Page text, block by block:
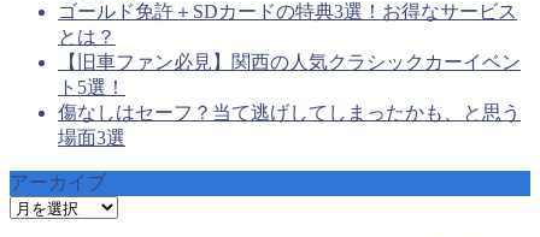
ゴールド免許＋SDカードの特典3選！お得なサービス
とは？
【旧車ファン必見】関西の人気クラシックカーイベン
ト5選！
傷なしはセーフ？当て逃げしてしまったかも、と思う
場面3選
アーカイブ
ア